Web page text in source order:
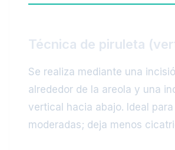
Técnica de piruleta
Se realiza mediante una
alrededor de la areola y una
vertical hacia abajo. Ideal
moderadas; deja menos